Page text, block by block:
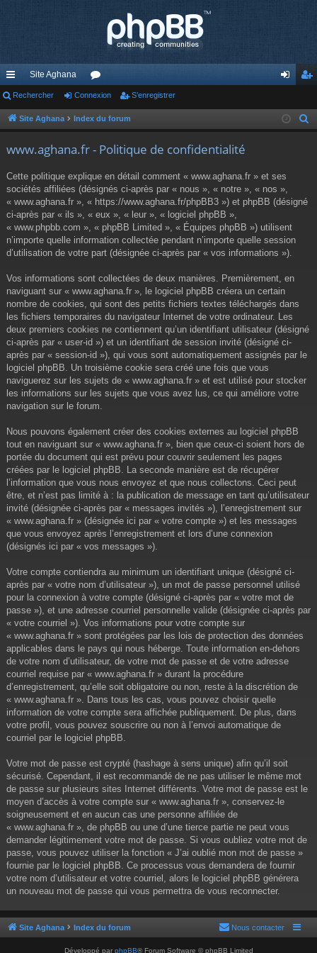
cc
ès
de
Site Aghana
or
u ne nr
Rechercher Connexion S’enregistrer
Site Aghana Index du forum
www.aghana.fr - Politique de confidentialité
Cette politique explique en détail comment « www.aghana.fr » et ses
sociétés affiliées (désignés ci-après par « nous », « notre », « nos »,
« www.aghana.fr », « https://www.aghana.fr/phpBB3 ») et phpBB (désigné
ci-après par « ils », « eux », « leur », « logiciel phpBB »,
« www.phpbb.com », « phpBB Limited », « Équipes phpBB ») utilisent
n’importe quelle information collectée pendant n’importe quelle session
d’utilisation de votre part (désignée ci-après par « vos informations »).
Vos informations sont collectées de deux manières. Premièrement, en
naviguant sur « www.aghana.fr », le logiciel phpBB créera un certain
nombre de cookies, qui sont des petits fichiers textes téléchargés dans
les fichiers temporaires du navigateur Internet de votre ordinateur. Les
deux premiers cookies ne contiennent qu’un identifiant utilisateur (désigné
ci-après par « user-id ») et un identifiant de session invité (désigné ci-
après par « session-id »), qui vous sont automatiquement assignés par le
logiciel phpBB. Un troisième cookie sera créé une fois que vous
naviguerez sur les sujets de « www.aghana.fr » et est utilisé pour stocker
les informations sur les sujets que vous avez lus, ce qui améliore votre
navigation sur le forum.
Nous pouvons également créer des cookies externes au logiciel phpBB
tout en naviguant sur « www.aghana.fr », bien que ceux-ci soient hors de
portée du document qui est prévu pour couvrir seulement les pages
créées par le logiciel phpBB. La seconde manière est de récupérer
l’information que vous nous envoyez et que nous collectons. Ceci peut
être, et n’est pas limité à : la publication de message en tant qu’utilisateur
invité (désignée ci-après par « messages invités »), l’enregistrement sur
« www.aghana.fr » (désignée ici par « votre compte ») et les messages
que vous envoyez après l’enregistrement et lors d’une connexion
(désignés ici par « vos messages »).
Votre compte contiendra au minimum un identifiant unique (désigné ci-
après par « votre nom d’utilisateur »), un mot de passe personnel utilisé
pour la connexion à votre compte (désigné ci-après par « votre mot de
passe »), et une adresse courriel personnelle valide (désignée ci-après par
« votre courriel »). Vos informations pour votre compte sur
« www.aghana.fr » sont protégées par les lois de protection des données
applicables dans le pays qui nous héberge. Toute information en-dehors
de votre nom d’utilisateur, de votre mot de passe et de votre adresse
courriel requise par « www.aghana.fr » durant la procédure
d’enregistrement, qu’elle soit obligatoire ou non, reste à la discrétion de
« www.aghana.fr ». Dans tous les cas, vous pouvez choisir quelle
information de votre compte sera affichée publiquement. De plus, dans
votre profil, vous pouvez souscrire ou non à l’envoi automatique de
courriel par le logiciel phpBB.
Votre mot de passe est crypté (hashage à sens unique) afin qu’il soit
sécurisé. Cependant, il est recommandé de ne pas utiliser le même mot
de passe sur plusieurs sites Internet différents. Votre mot de passe est le
moyen d’accès à votre compte sur « www.aghana.fr », conservez-le
soigneusement et en aucun cas une personne affiliée de
« www.aghana.fr », de phpBB ou une d’une tierce partie ne peut vous
demander légitimement votre mot de passe. Si vous oubliez votre mot de
passe, vous pouvez utiliser la fonction « J’ai oublié mon mot de passe »
fournie par le logiciel phpBB. Ce processus vous demandera de fournir
votre nom d’utilisateur et votre courriel, alors le logiciel phpBB générera
un nouveau mot de passe qui vous permettra de vous reconnecter.
Site Aghana Index du forum Nous contacter
Développé par phpBB® Forum Software © phpBB Limited